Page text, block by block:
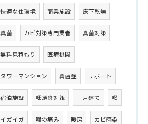
快適な住環境 商業施設 床下乾燥
真菌 カビ対策専門業者 真菌対策
無料見積もり 医療機関
タワーマンション 真菌症 サポート
宿泊施設 咽頭炎対策 一戸建て 喉
イガイガ 喉の痛み 暖房 カビ感染